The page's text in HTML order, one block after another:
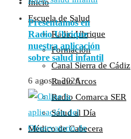
Inicio
Escuela de Salud
Radio Ubrique
Formación
Canal Sierra de Cádiz
Radio Arcos
Radio Comarca SER
Salud al Día
Médico de Cabecera
Presentamos en
Radio Ubrique
nuestra aplicación
sobre salud infantil
6 agosto 2026